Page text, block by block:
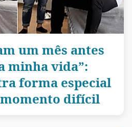
um mês antes
minha vida”:
forma especial
difícil